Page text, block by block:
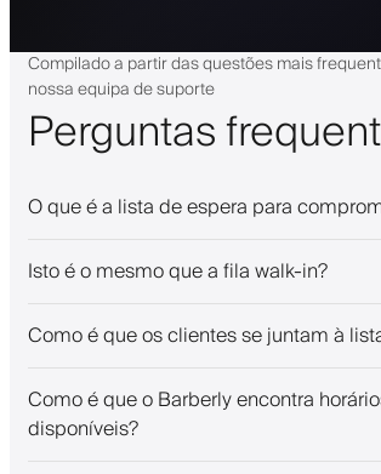
Compilado a partir das questões mais
nossa equipa de suporte
Perguntas
O que é a lista de espera para
Isto é o mesmo que a fila walk-in?
Como é que os clientes se juntam à
Como é que o Barberly encontra
disponíveis?